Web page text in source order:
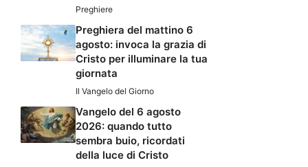
Preghiere
Preghiera del mattino 6
agosto: invoca la grazia di
Cristo per illuminare la tua
giornata
Il Vangelo del Giorno
Vangelo del 6 agosto
2026: quando tutto
sembra buio, ricordati
della luce di Cristo